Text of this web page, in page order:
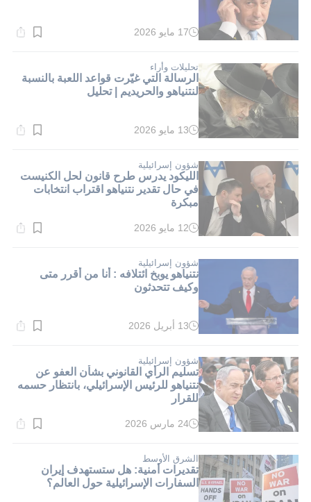
وقت
دقيقة.
17 مايو 2026
تحليلات وأراء
الرسالة التي غيّرت قواعد اللعبة بالنسبة
لنتنياهو والحريديم | تحليل
وقت
دقيقة.
13 مايو 2026
شؤون إسرائيلية
الليكود يدرس طرح قانون لحل الكنيست
في حال تقدير نتنياهو اقتراب انتخابات
مبكرة
وقت
دقيقة.
12 مايو 2026
شؤون إسرائيلية
نتنياهو يوبخ ائتلافه : أنا من أقرر متى
وكيف تتحدثون
وقت
دقيقة.
13 أبريل 2026
شؤون إسرائيلية
تسليم الرأي القانوني بشأن العفو عن
نتنياهو للرئيس الإسرائيلي، بانتظار حسمه
للقرار
وقت
دقيقة.
24 مارس 2026
الشرق الأوسط
تقديرات أمنية: هل ستستهدف إيران
السفارات الإسرائيلية حول العالم؟